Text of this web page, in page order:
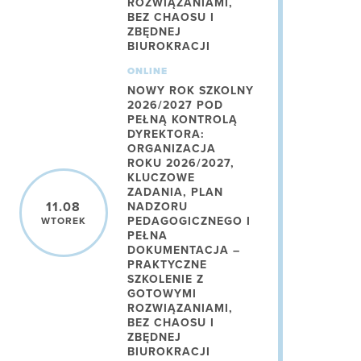
ROZWIĄZANIAMI,
BEZ CHAOSU I
ZBĘDNEJ
BIUROKRACJI
11.08
WTOREK
ONLINE
NOWY ROK SZKOLNY
2026/2027 POD
PEŁNĄ KONTROLĄ
DYREKTORA:
ORGANIZACJA
ROKU 2026/2027,
KLUCZOWE
ZADANIA, PLAN
NADZORU
PEDAGOGICZNEGO I
PEŁNA
DOKUMENTACJA –
PRAKTYCZNE
SZKOLENIE Z
GOTOWYMI
ROZWIĄZANIAMI,
BEZ CHAOSU I
ZBĘDNEJ
BIUROKRACJI